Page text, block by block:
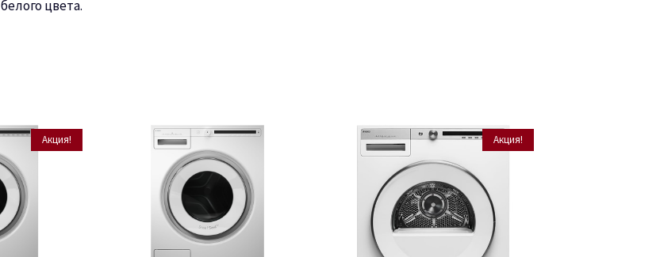
цвета.
Акция! Акция!